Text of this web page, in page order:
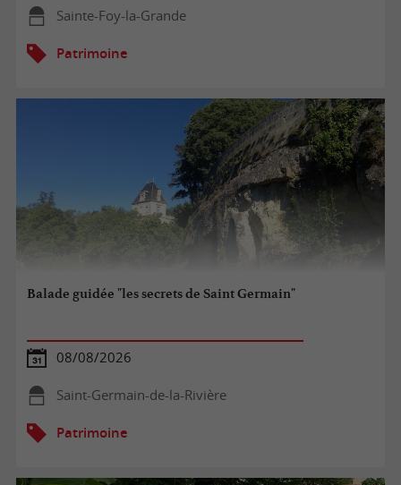
Sainte-Foy-la-Grande
Patrimoine
Balade guidée "les secrets de Saint Germain"
08/08/2026
Saint-Germain-de-la-Rivière
Patrimoine